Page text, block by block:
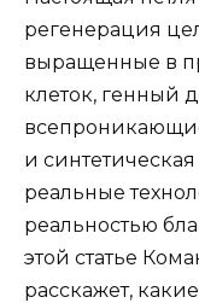
регенерация
выращенные в
клеток, генный
и
реальные
реальностью
этой статье
расскажет,